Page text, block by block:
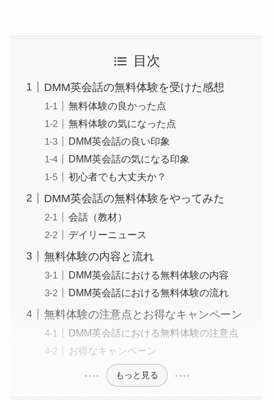
目次
DMM英会話の無料体験を受けた感想
無料体験の良かった点
無料体験の気になった点
DMM英会話の良い印象
DMM英会話の気になる印象
初心者でも大丈夫か？
DMM英会話の無料体験をやってみた
会話（教材）
デイリーニュース
無料体験の内容と流れ
DMM英会話における無料体験の内容
DMM英会話における無料体験の流れ
無料体験の注意点とお得なキャンペーン
DMM英会話における無料体験の注意点
お得なキャンペーン
もっと見る